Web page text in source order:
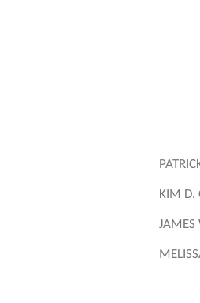
KIM D.
JAMES